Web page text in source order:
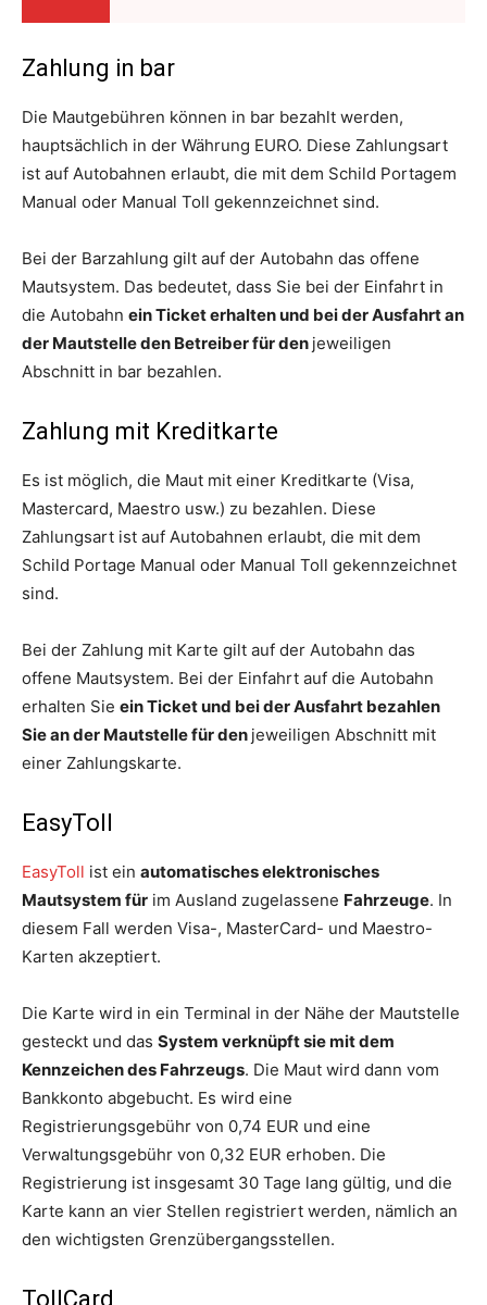
Zahlung in bar
Die Mautgebühren können in bar bezahlt werden,
hauptsächlich in der Währung EURO. Diese Zahlungsart
ist auf Autobahnen erlaubt, die mit dem Schild Portagem
Manual oder Manual Toll gekennzeichnet sind.
Bei der Barzahlung gilt auf der Autobahn das offene
Mautsystem. Das bedeutet, dass Sie bei der Einfahrt in
die Autobahn ein Ticket erhalten und bei der Ausfahrt an
der Mautstelle den Betreiber für den jeweiligen
Abschnitt in bar bezahlen.
Zahlung mit Kreditkarte
Es ist möglich, die Maut mit einer Kreditkarte (Visa,
Mastercard, Maestro usw.) zu bezahlen. Diese
Zahlungsart ist auf Autobahnen erlaubt, die mit dem
Schild Portage Manual oder Manual Toll gekennzeichnet
sind.
Bei der Zahlung mit Karte gilt auf der Autobahn das
offene Mautsystem. Bei der Einfahrt auf die Autobahn
erhalten Sie ein Ticket und bei der Ausfahrt bezahlen
Sie an der Mautstelle für den jeweiligen Abschnitt mit
einer Zahlungskarte.
EasyToll
EasyToll ist ein automatisches elektronisches
Mautsystem für im Ausland zugelassene Fahrzeuge. In
diesem Fall werden Visa-, MasterCard- und Maestro-
Karten akzeptiert.
Die Karte wird in ein Terminal in der Nähe der Mautstelle
gesteckt und das System verknüpft sie mit dem
Kennzeichen des Fahrzeugs. Die Maut wird dann vom
Bankkonto abgebucht. Es wird eine
Registrierungsgebühr von 0,74 EUR und eine
Verwaltungsgebühr von 0,32 EUR erhoben. Die
Registrierung ist insgesamt 30 Tage lang gültig, und die
Karte kann an vier Stellen registriert werden, nämlich an
den wichtigsten Grenzübergangsstellen.
TollCard